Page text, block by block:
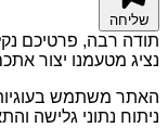
שליחה
תודה רבה, פרטיכם
נציג מטעמנו יצור
ניתוח נתוני גלישה